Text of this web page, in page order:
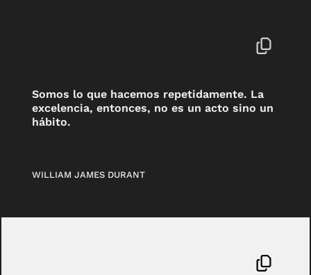
Somos lo que hacemos repetidamente. La
excelencia, entonces, no es un acto sino un
hábito.
WILLIAM JAMES DURANT